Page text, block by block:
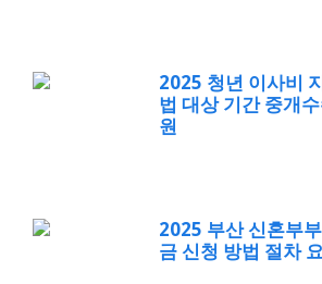
2025 청년 이사비
법 대상 기간 중개
원
2025 부산 신혼부
금 신청 방법 절차